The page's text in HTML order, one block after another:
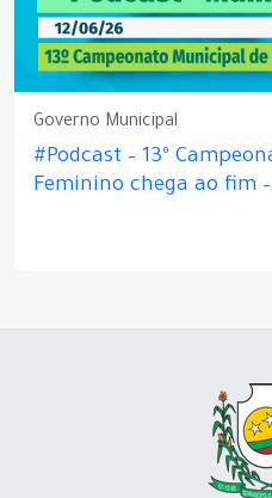
Governo Municipal
#Podcast – 13º
Feminino chega ao fim –